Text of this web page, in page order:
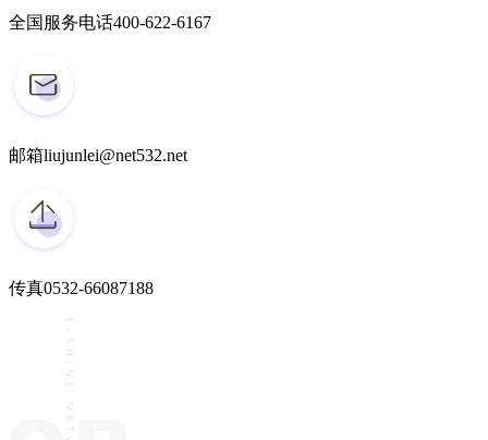
全国服务电话400-622-6167
邮箱liujunlei@net532.net
传真0532-66087188